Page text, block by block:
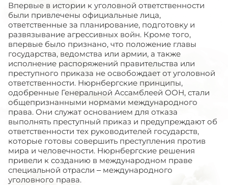
Впервые в истории к уголовной ответственности
были привлечены официальные лица,
ответственные за планирование, подготовку и
развязывание агрессивных войн. Кроме того,
впервые было признано, что положение главы
государства, ведомства или армии, а также
исполнение распоряжений правительства или
преступного приказа не освобождает от уголовной
ответственности. Нюрнбергские принципы,
одобренные Генеральной Ассамблеей ООН, стали
общепризнанными нормами международного
права. Они служат основанием для отказа
выполнять преступный приказ и предупреждают об
ответственности тех руководителей государств,
которые готовы совершить преступления против
мира и человечности. Нюрнбергские решения
привели к созданию в международном праве
специальной отрасли – международного
уголовного права.